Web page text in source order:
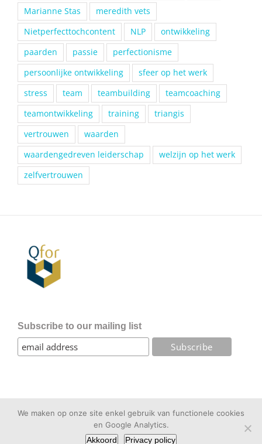
Marianne Stas
meredith vets
Nietperfecttochcontent
NLP
ontwikkeling
paarden
passie
perfectionisme
persoonlijke ontwikkeling
sfeer op het werk
stress
team teambuilding
teamcoaching
teamontwikkeling
training
triangis
vertrouwen
waarden
waardengedreven leiderschap
welzijn op het werk
zelfvertrouwen
Subscribe to our mailing list
Website gebouwd doorPure GraphXenTwist Consulting
Facebook
X LinkedIn
We maken op onze site enkel gebruik van functionele cookies
en Google Analytics.
Akkoord
Privacy policy